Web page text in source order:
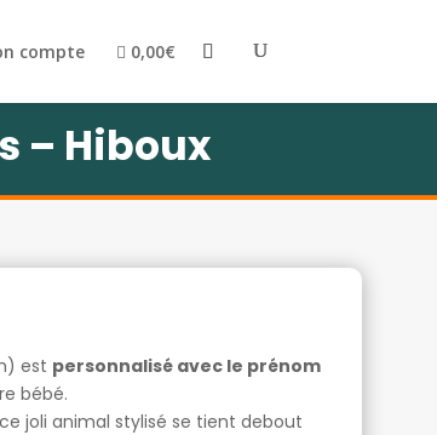
compte 0,00€
– Hiboux
est personnalisé avec le prénom
bébé.
joli animal stylisé se tient debout